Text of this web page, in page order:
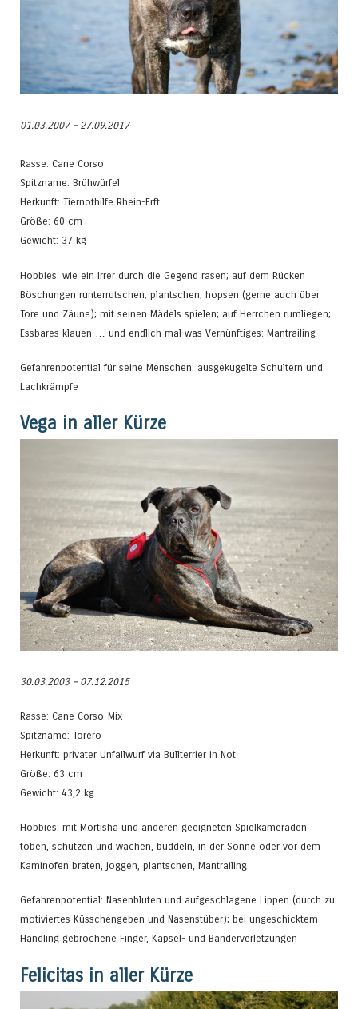
01.03.2007 – 27.09.2017
Rasse: Cane Corso
Spitzname: Brühwürfel
Herkunft: Tiernothilfe Rhein-Erft
Größe: 60 cm
Gewicht: 37 kg
Hobbies: wie ein Irrer durch die Gegend rasen; auf dem Rücken
Böschungen runterrutschen; plantschen; hopsen (gerne auch über
Tore und Zäune); mit seinen Mädels spielen; auf Herrchen rumliegen;
Essbares klauen … und endlich mal was Vernünftiges: Mantrailing
Gefahrenpotential für seine Menschen: ausgekugelte Schultern und
Lachkrämpfe
Vega in aller Kürze
30.03.2003 – 07.12.2015
Rasse: Cane Corso-Mix
Spitzname: Torero
Herkunft: privater Unfallwurf via Bullterrier in Not
Größe: 63 cm
Gewicht: 43,2 kg
Hobbies: mit Mortisha und anderen geeigneten Spielkameraden
toben, schützen und wachen, buddeln, in der Sonne oder vor dem
Kaminofen braten, joggen, plantschen, Mantrailing
Gefahrenpotential: Nasenbluten und aufgeschlagene Lippen (durch zu
motiviertes Küsschengeben und Nasenstüber); bei ungeschicktem
Handling gebrochene Finger, Kapsel- und Bänderverletzungen
Felicitas in aller Kürze